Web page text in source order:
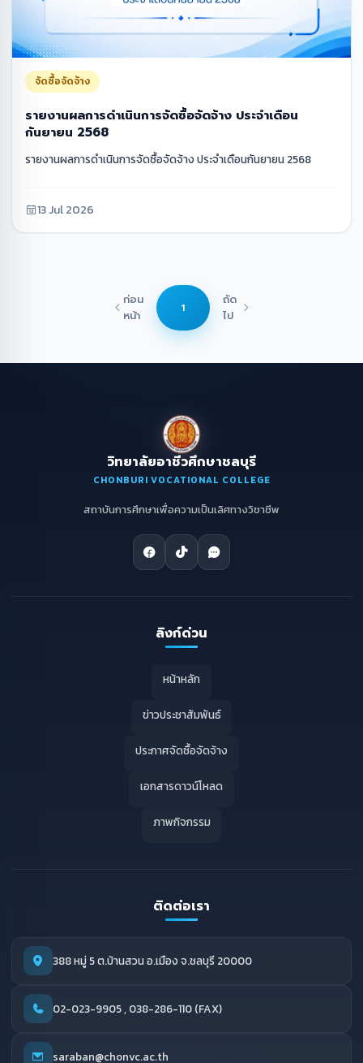
จัดซื้อจัดจ้าง
รายงานผลการดำเนินการจัดซื้อจัดจ้าง ประจำเดือน
กันยายน 2568
รายงานผลการดำเนินการจัดซื้อจัดจ้าง ประจำเดือนกันยายน 2568
13 Jul 2026
ก่อน
หน้า
1
ถัด
ไป
วิทยาลัยอาชีวศึกษาชลบุรี
CHONBURI VOCATIONAL COLLEGE
สถาบันการศึกษาเพื่อความเป็นเลิศทางวิชาชีพ
ลิงก์ด่วน
หน้าหลัก
ข่าวประชาสัมพันธ์
ประกาศจัดซื้อจัดจ้าง
เอกสารดาวน์โหลด
ภาพกิจกรรม
ติดต่อเรา
388 หมู่ 5 ต.บ้านสวน อ.เมือง จ.ชลบุรี 20000
02-023-9905 , 038-286-110 (FAX)
saraban@chonvc.ac.th